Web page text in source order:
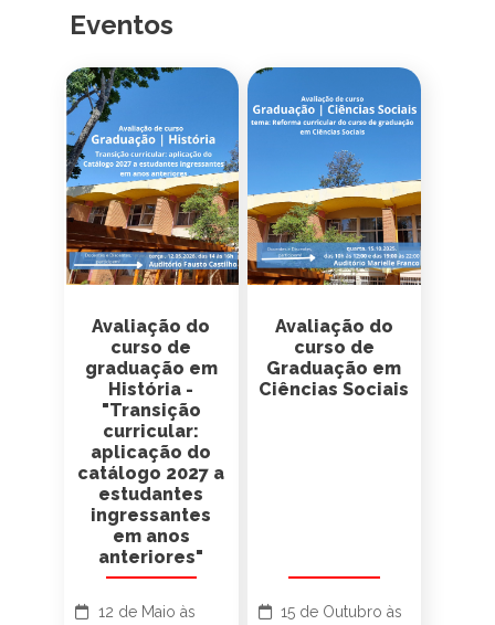
Eventos
Avaliação do
curso de
graduação em
História -
"Transição
curricular:
aplicação do
catálogo 2027 a
estudantes
ingressantes
em anos
anteriores"
12 de Maio às
Avaliação do
curso de
Graduação em
Ciências Sociais
15 de Outubro às